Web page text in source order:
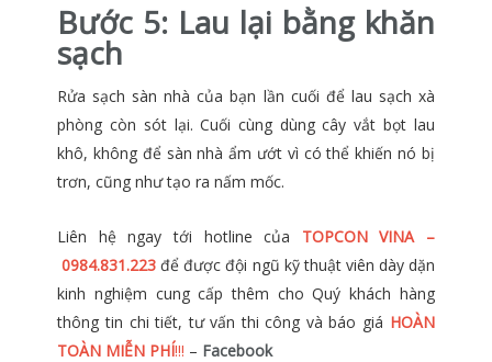
Bước 5: Lau lại bằng khăn
sạch
Rửa sạch sàn nhà của bạn lần cuối để lau sạch xà
phòng còn sót lại. Cuối cùng dùng cây vắt bọt lau
khô, không để sàn nhà ẩm ướt vì có thể khiến nó bị
trơn, cũng như tạo ra nấm mốc.
Liên hệ ngay tới hotline của TOPCON VINA –
0984.831.223 để được đội ngũ kỹ thuật viên dày dặn
kinh nghiệm cung cấp thêm cho Quý khách hàng
thông tin chi tiết, tư vấn thi công và báo giá HOÀN
TOÀN MIỄN PHÍ!!! – Facebook